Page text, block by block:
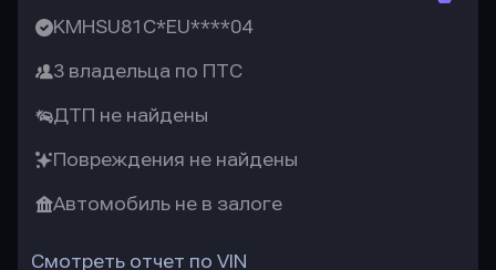
KMHSU81C*EU****04
3 владельца по ПТС
ДТП не найдены
Повреждения не найдены
Автомобиль не в залоге
Смотреть отчет по VIN